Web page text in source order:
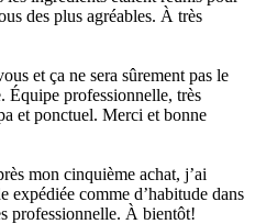
des plus agréables. À très
et ça ne sera sûrement pas le
Équipe professionnelle, très
et ponctuel. Merci et bonne
mon cinquième achat, j’ai
expédiée comme d’habitude dans
professionnelle. À bientôt!